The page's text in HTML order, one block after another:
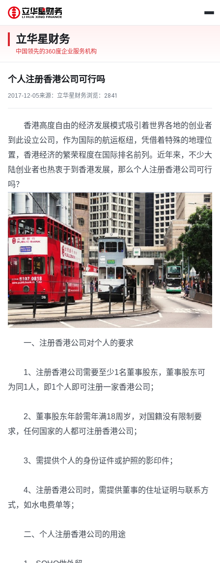
立华星财务
中国领先的360度企业服务机构
个人注册香港公司可行吗
2017-12-05来源：立华星财务浏览： 2841
香港高度自由的经济发展模式吸引着世界各地的创业者
到此设立公司，作为国际的航运枢纽，凭借着特殊的地理位
置，香港经济的繁荣程度在国际排名前列。近年来，不少大
陆创业者也热衷于到香港发展，那么个人注册香港公司可行
吗？
一、注册香港公司对个人的要求
1、注册香港公司需要至少1名董事股东，董事股东可
为同1人，即1个人即可注册一家香港公司；
2、董事股东年龄需年满18周岁，对国籍没有限制要
求，任何国家的人都可注册香港公司；
3、需提供个人的身份证件或护照的影印件；
4、注册香港公司时，需提供董事的住址证明与联系方
式，如水电费单等；
二、个人注册香港公司的用途